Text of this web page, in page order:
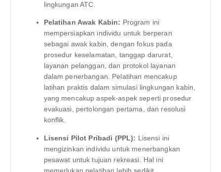
lingkungan ATC.
Pelatihan Awak Kabin: Program ini
mempersiapkan individu untuk berperan
sebagai awak kabin, dengan fokus pada
prosedur keselamatan, tanggap darurat,
layanan pelanggan, dan protokol layanan
dalam penerbangan. Pelatihan mencakup
latihan praktis dalam simulasi lingkungan kabin,
yang mencakup aspek-aspek seperti prosedur
evakuasi, pertolongan pertama, dan resolusi
konflik.
Lisensi Pilot Pribadi (PPL): Lisensi ini
mengizinkan individu untuk menerbangkan
pesawat untuk tujuan rekreasi. Hal ini
memerlukan pelatihan lebih sedikit